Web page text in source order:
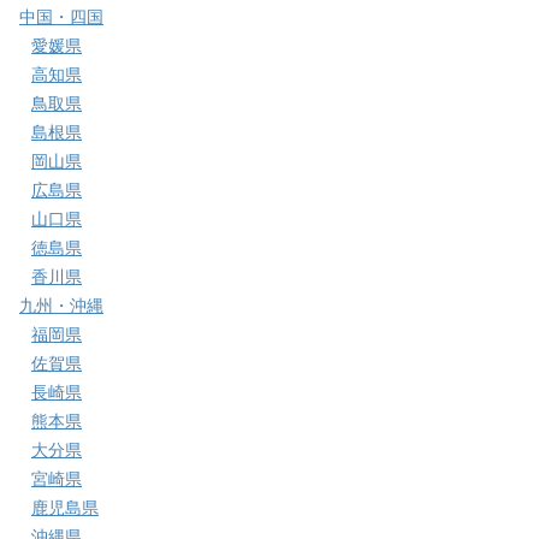
中国・四国
愛媛県
高知県
鳥取県
島根県
岡山県
広島県
山口県
徳島県
香川県
九州・沖縄
福岡県
佐賀県
長崎県
熊本県
大分県
宮崎県
鹿児島県